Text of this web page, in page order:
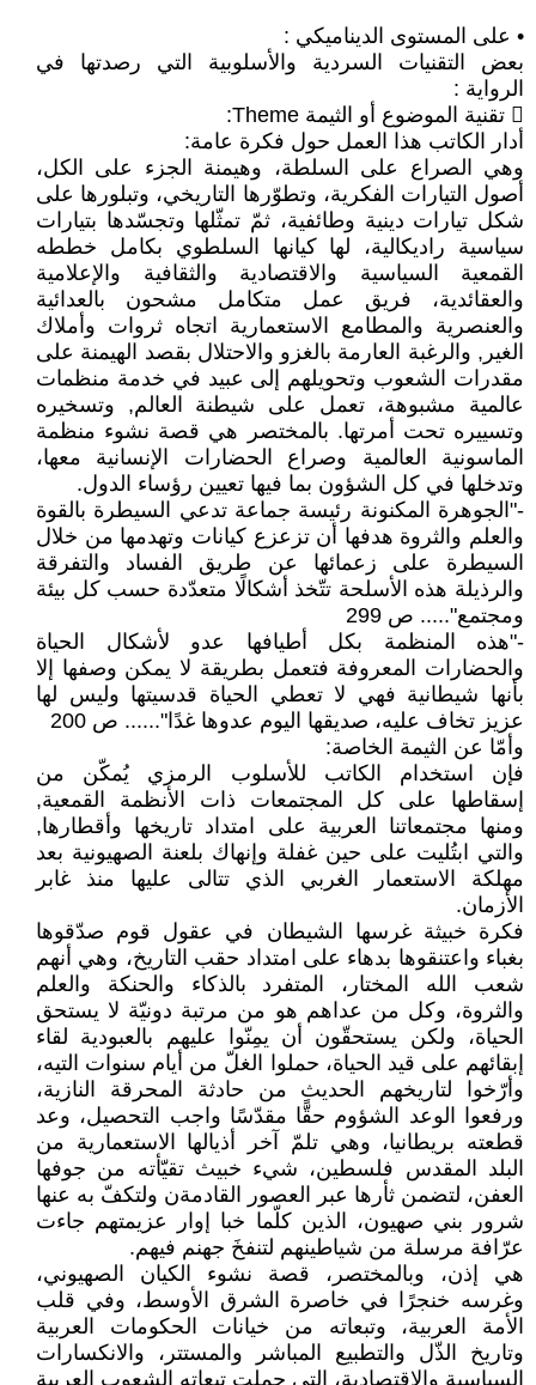
• على المستوى الديناميكي :
بعض التقنيات السردية والأسلوبية التي رصدتها في
الرواية :
 تقنية الموضوع أو الثيمة Theme:
أدار الكاتب هذا العمل حول فكرة عامة:
وهي الصراع على السلطة، وهيمنة الجزء على الكل،
أصول التيارات الفكرية، وتطوّرها التاريخي، وتبلورها على
شكل تيارات دينية وطائفية، ثمّ تمثّلها وتجسّدها بتيارات
سياسية راديكالية، لها كيانها السلطوي بكامل خططه
القمعية السياسية والاقتصادية والثقافية والإعلامية
والعقائدية، فريق عمل متكامل مشحون بالعدائية
والعنصرية والمطامع الاستعمارية اتجاه ثروات وأملاك
الغير, والرغبة العارمة بالغزو والاحتلال بقصد الهيمنة على
مقدرات الشعوب وتحويلهم إلى عبيد في خدمة منظمات
عالمية مشبوهة، تعمل على شيطنة العالم, وتسخيره
وتسييره تحت أمرتها. بالمختصر هي قصة نشوء منظمة
الماسونية العالمية وصراع الحضارات الإنسانية معها،
وتدخلها في كل الشؤون بما فيها تعيين رؤساء الدول.
-"الجوهرة المكنونة رئيسة جماعة تدعي السيطرة بالقوة
والعلم والثروة هدفها أن تزعزع كيانات وتهدمها من خلال
السيطرة على زعمائها عن طريق الفساد والتفرقة
والرذيلة هذه الأسلحة تتّخذ أشكالًا متعدّدة حسب كل بيئة
ومجتمع"..... ص 299
-"هذه المنظمة بكل أطيافها عدو لأشكال الحياة
والحضارات المعروفة فتعمل بطريقة لا يمكن وصفها إلا
بأنها شيطانية فهي لا تعطي الحياة قدسيتها وليس لها
عزيز تخاف عليه، صديقها اليوم عدوها غدًا"...... ص 200
وأمّا عن الثيمة الخاصة:
فإن استخدام الكاتب للأسلوب الرمزي يُمكّن من
إسقاطها على كل المجتمعات ذات الأنظمة القمعية,
ومنها مجتمعاتنا العربية على امتداد تاريخها وأقطارها,
والتي ابتُليت على حين غفلة وإنهاك بلعنة الصهيونية بعد
مهلكة الاستعمار الغربي الذي تتالى عليها منذ غابر
الأزمان.
فكرة خبيثة غرسها الشيطان في عقول قوم صدّقوها
بغباء واعتنقوها بدهاء على امتداد حقب التاريخ، وهي أنهم
شعب الله المختار، المتفرد بالذكاء والحنكة والعلم
والثروة، وكل من عداهم هو من مرتبة دونيّة لا يستحق
الحياة، ولكن يستحقّون أن يمِنّوا عليهم بالعبودية لقاء
إبقائهم على قيد الحياة، حملوا الغلّ من أيام سنوات التيه،
وأرّخوا لتاريخهم الحديث من حادثة المحرقة النازية،
ورفعوا الوعد الشؤوم حقًّا مقدّسًا واجب التحصيل، وعد
قطعته بريطانيا، وهي تلمّ آخر أذيالها الاستعمارية من
البلد المقدس فلسطين، شيء خبيث تقيّأته من جوفها
العفن، لتضمن ثأرها عبر العصور القادمةن ولتكفّ به عنها
شرور بني صهيون، الذين كلّما خبا إوار عزيمتهم جاءت
عرّافة مرسلة من شياطينهم لتنفخَ جهنم فيهم.
هي إذن، وبالمختصر، قصة نشوء الكيان الصهيوني،
وغرسه خنجرًا في خاصرة الشرق الأوسط، وفي قلب
الأمة العربية، وتبعاته من خيانات الحكومات العربية
وتاريخ الذّل والتطبيع المباشر والمستتر، والانكسارات
السياسية والاقتصادية، التي حملت تبعاته الشعوب العربية